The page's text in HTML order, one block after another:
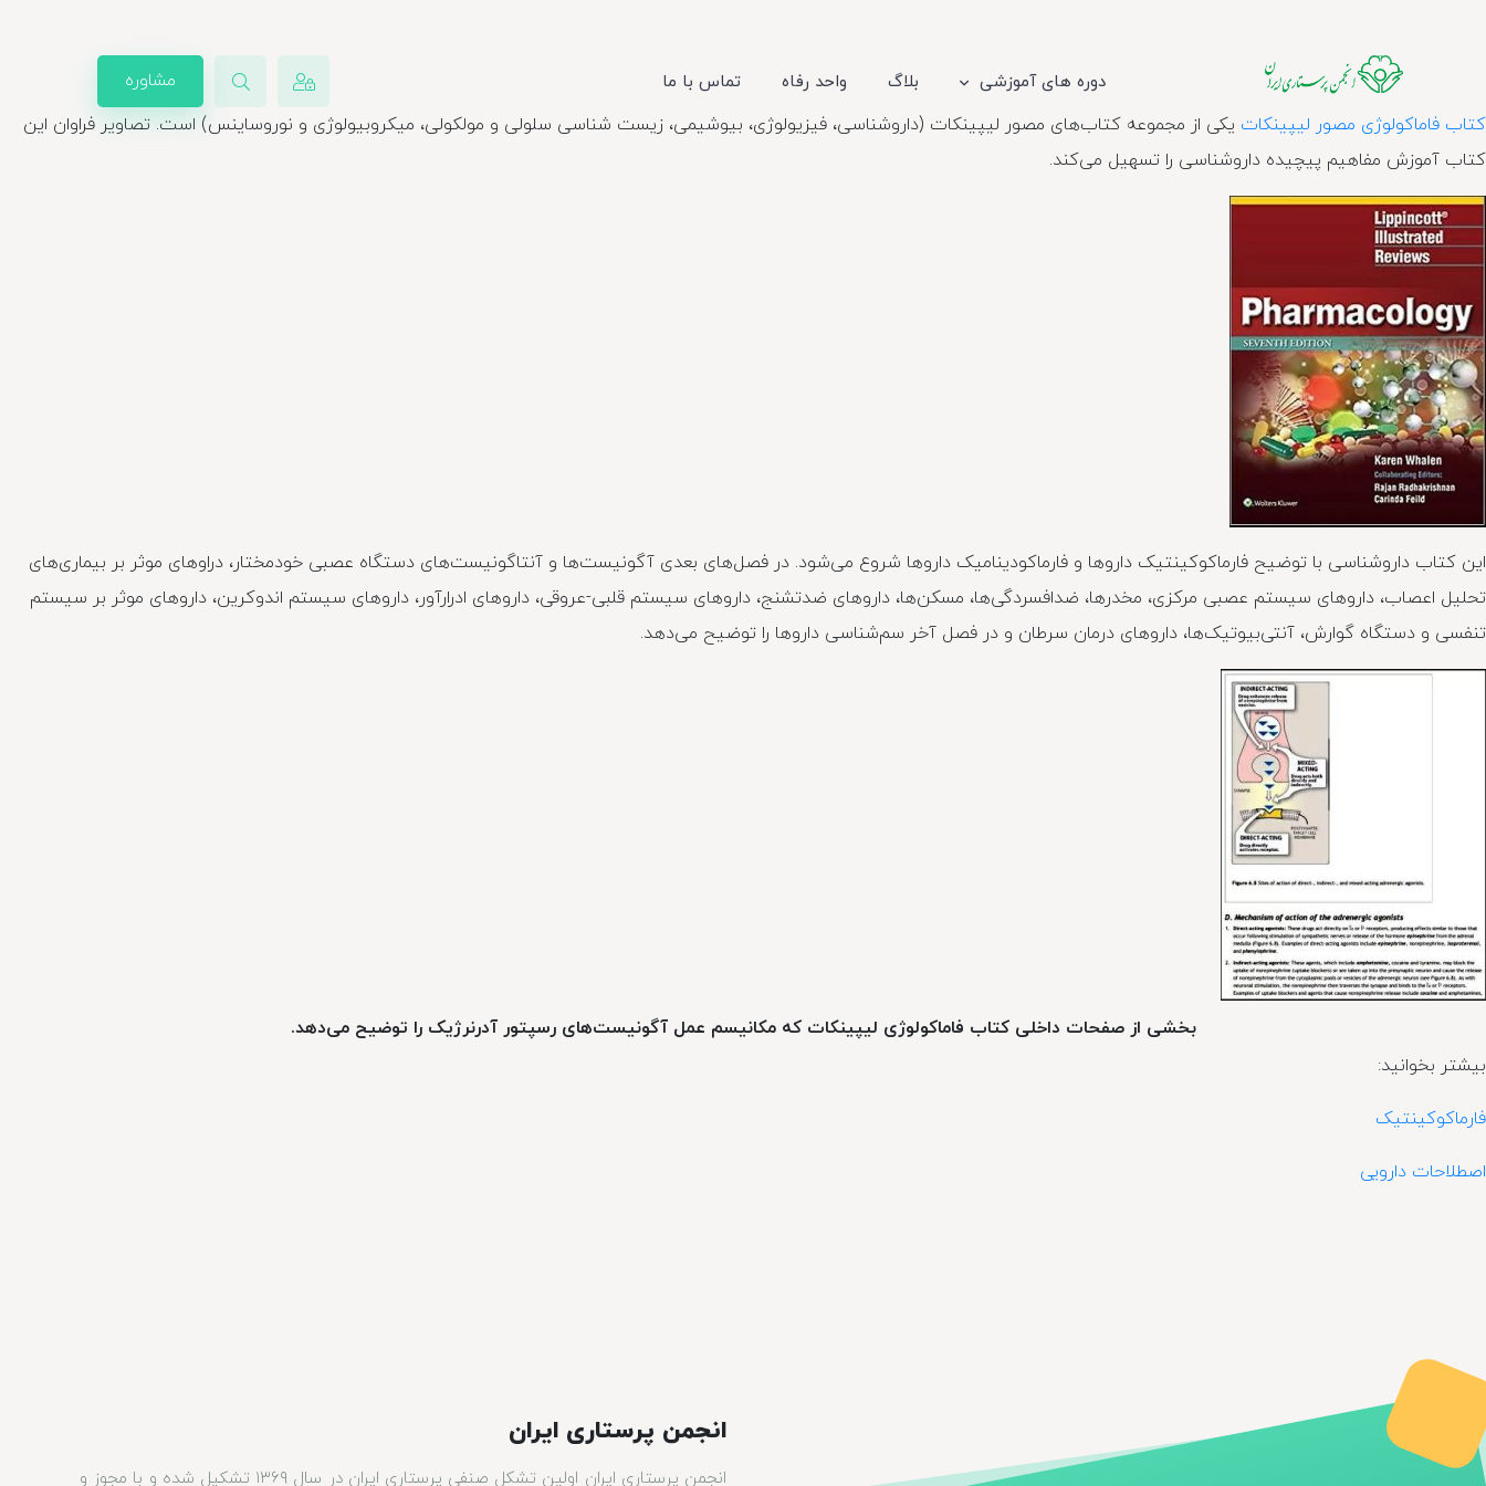
دوره های آموزشی بلاگ واحد رفاه تماس با ما
مشاوره
کتاب فاماکولوژی مصور لیپینکات یکی از مجموعه کتاب‌های مصور لیپینکات (داروشناسی، فیزیولوژی، بیوشیمی، زیست شناسی سلولی و مولکولی، میکروبیولوژی و نوروساینس) است. تصاویر فراوان این
کتاب آموزش مفاهیم پیچیده داروشناسی را تسهیل می‌کند.
این کتاب داروشناسی با توضیح فارماکوکینتیک داروها و فارماکودینامیک داروها شروع می‌شود. در فصل‌های بعدی آگونیست‌ها و آنتاگونیست‌های دستگاه عصبی خودمختار، دراوهای موثر بر بیماری‌های
تحلیل اعصاب، داروهای سیستم عصبی مرکزی، مخدرها، ضدافسردگی‌ها، مسکن‌ها، داروهای ضدتشنج، داروهای سیستم قلبی-عروقی، داروهای ادرارآور، داروهای سیستم اندوکرین، داروهای موثر بر سیستم
تنفسی و دستگاه گوارش، آنتی‌بیوتیک‌ها، داروهای درمان سرطان و در فصل آخر سم‌شناسی داروها را توضیح می‌دهد.
بخشی از صفحات داخلی کتاب فاماکولوژی لیپینکات که مکانیسم عمل آگونیست‌های رسپتور آدرنرژیک را توضیح می‌دهد.
بیشتر بخوانید:
فارماکوکینتیک
اصطلاحات دارویی
انجمن پرستاری ایران
انجمن پرستاری ایران اولین تشکل صنفی پرستاری ایران در سال ۱۳۶۹ تشکیل شده و با مجوز و